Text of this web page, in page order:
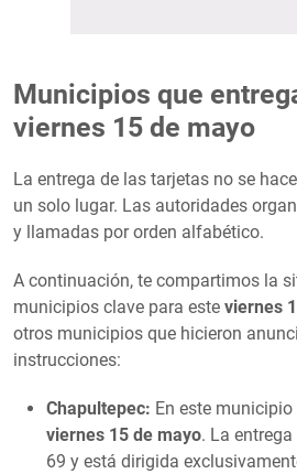
Municipios que
viernes 15 de mayo
La entrega de las tarjetas no se
un solo lugar. Las autoridades
y llamadas por orden alfabético.
A continuación, te compartimos la
municipios clave para este viernes
otros municipios que hicieron
instrucciones:
Chapultepec: En este
viernes 15 de mayo. La entrega
69 y está dirigida